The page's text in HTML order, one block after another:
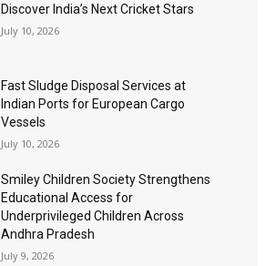
Discover India’s Next Cricket Stars
July 10, 2026
Fast Sludge Disposal Services at
Indian Ports for European Cargo
Vessels
July 10, 2026
Smiley Children Society Strengthens
Educational Access for
Underprivileged Children Across
Andhra Pradesh
July 9, 2026